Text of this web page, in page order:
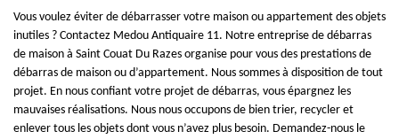
Vous voulez éviter de débarrasser votre maison ou appartement des objets
inutiles ? Contactez Medou Antiquaire 11. Notre entreprise de débarras
de maison à Saint Couat Du Razes organise pour vous des prestations de
débarras de maison ou d’appartement. Nous sommes à disposition de tout
projet. En nous confiant votre projet de débarras, vous épargnez les
mauvaises réalisations. Nous nous occupons de bien trier, recycler et
enlever tous les objets dont vous n’avez plus besoin. Demandez-nous le